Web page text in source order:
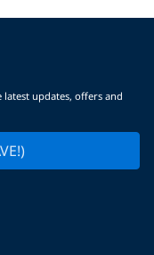
updates, offers and